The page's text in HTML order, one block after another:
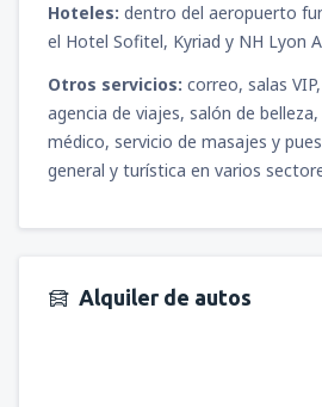
Hoteles: dentro del aeropuerto
el Hotel Sofitel, Kyriad y NH Lyon
Otros servicios: correo, salas
agencia de viajes, salón de
médico, servicio de masajes y
general y turística en varios
Alquiler de autos